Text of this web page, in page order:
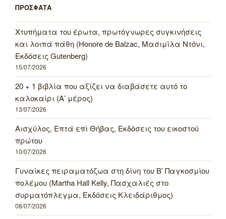
ΠΡΟΣΦΑΤΑ
Χτυπήματα του έρωτα, πρωτόγνωρες συγκινήσεις
και λοιπά πάθη (Honore de Balzac, Μασιμίλα Ντόνι,
Εκδόσεις Gutenberg)
15/07/2026
20 + 1 βιβλία που αξίζει να διαβάσετε αυτό το
καλοκαίρι (Α’ μέρος)
13/07/2026
Αισχύλος, Επτά επί Θήβας, Εκδόσεις του εικοστού
πρώτου
10/07/2026
Γυναίκες πειραματόζωα στη δίνη του Β’ Παγκοσμίου
πολέμου (Martha Hall Kelly, Πασχαλιές στο
συρματόπλεγμα, Εκδόσεις Κλειδάριθμος)
08/07/2026